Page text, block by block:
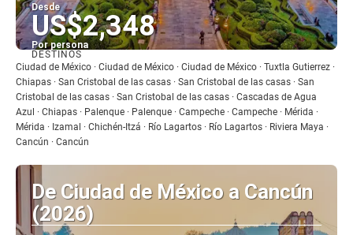
Desde
US$2,348
Por persona
Ver
DESTINOS
Ciudad de México · Ciudad de México · Ciudad de México · Tuxtla Gutierrez ·
Chiapas · San Cristobal de las casas · San Cristobal de las casas · San
Cristobal de las casas · San Cristobal de las casas · Cascadas de Agua
Azul · Chiapas · Palenque · Palenque · Campeche · Campeche · Mérida ·
Mérida · Izamal · Chichén-Itzá · Río Lagartos · Río Lagartos · Riviera Maya ·
Cancún · Cancún
De Ciudad de México a Cancún
(2026)